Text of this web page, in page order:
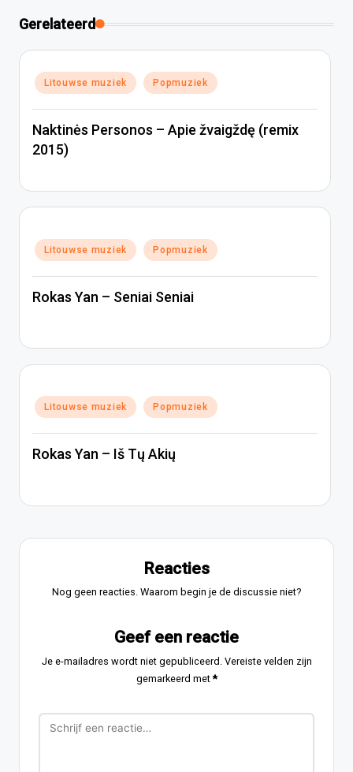
Gerelateerd
Geplaatst
in
Litouwse muziek Popmuziek
Naktinės Personos – Apie žvaigždę (remix
2015)
Geplaatst
in
Litouwse muziek Popmuziek
Rokas Yan – Seniai Seniai
Geplaatst
in
Litouwse muziek Popmuziek
Rokas Yan – Iš Tų Akių
Reacties
Nog geen reacties. Waarom begin je de discussie niet?
Geef een reactie
Je e-mailadres wordt niet gepubliceerd. Vereiste velden zijn
gemarkeerd met*